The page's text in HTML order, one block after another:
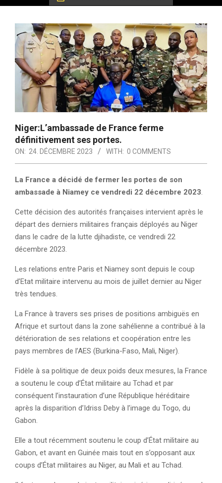
Niger:L’ambassade de France ferme
définitivement ses portes.
ON: 24. DÉCEMBRE 2023 WITH: 0 COMMENTS
La France a décidé de fermer les portes de son
ambassade à Niamey ce vendredi 22 décembre 2023.
Cette décision des autorités françaises intervient après le
départ des derniers militaires français déployés au Niger
dans le cadre de la lutte djihadiste, ce vendredi 22
décembre 2023.
Les relations entre Paris et Niamey sont depuis le coup
d’Etat militaire intervenu au mois de juillet dernier au Niger
très tendues.
La France à travers ses prises de positions ambiguës en
Afrique et surtout dans la zone sahélienne a contribué à la
détérioration de ses relations et coopération entre les
pays membres de l’AES (Burkina-Faso, Mali, Niger).
Fidèle à sa politique de deux poids deux mesures, la France
a soutenu le coup d’État militaire au Tchad et par
conséquent l’instauration d’une République héréditaire
après la disparition d’Idriss Deby à l’image du Togo, du
Gabon.
Elle a tout récemment soutenu le coup d’État militaire au
Gabon, et avant en Guinée mais tout en s’opposant aux
coups d’État militaires au Niger, au Mali et au Tchad.